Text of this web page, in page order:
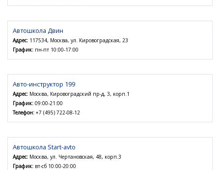
Автошкола Двин
Адрес: 117534, Москва, ул. Кировоградская, 23
График: пн-пт 10:00-17:00
Авто-инструктор 199
Адрес: Москва, Кировоградский пр-д, 3, корп.1
График: 09:00-21:00
Телефон: +7 (495) 722-08-12
Автошкола Start-avto
Адрес: Москва, ул. Чертановская, 48, корп.3
График: вт-сб 10:00-20:00